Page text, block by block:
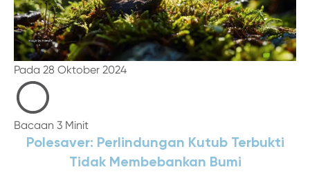
Pada 28 Oktober 2024
Bacaan 3 Minit
Polesaver: Perlindungan Kutub Terbukti
Tidak Membebankan Bumi